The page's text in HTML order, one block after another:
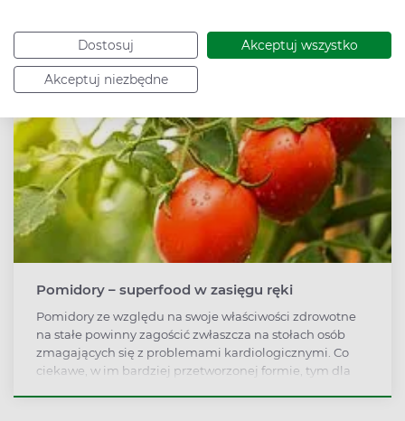
Dostosuj Akceptuj wszystko
Akceptuj niezbędne
pokarmowego, a także zmniejsza ryzyko rozwoju raka
jelita grubego. Czy botwinkę można jeść na surowo?
Pomidory – superfood w zasięgu ręki
Pomidory ze względu na swoje właściwości zdrowotne
na stałe powinny zagościć zwłaszcza na stołach osób
zmagających się z problemami kardiologicznymi. Co
ciekawe, w im bardziej przetworzonej formie, tym dla